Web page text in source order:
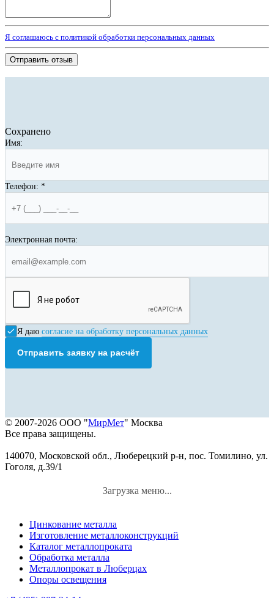
Я соглашаюсь с политикой обработки персональных данных
Отправить отзыв
Сохранено
Имя:
Телефон: *
Электронная почта:
Я даю согласие на обработку персональных данных
Отправить заявку на расчёт
© 2007-2026 ООО "МирМет" Москва
Все права защищены.
140070, Московской обл., Люберецкий р-н, пос. Томилино, ул.
Гоголя, д.39/1
Загрузка меню...
Цинкование металла
Изготовление металлоконструкций
Каталог металлопроката
Обработка металла
Металлопрокат в Люберцах
Опоры освещения